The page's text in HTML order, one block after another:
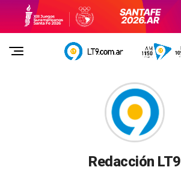
Redacción LT9